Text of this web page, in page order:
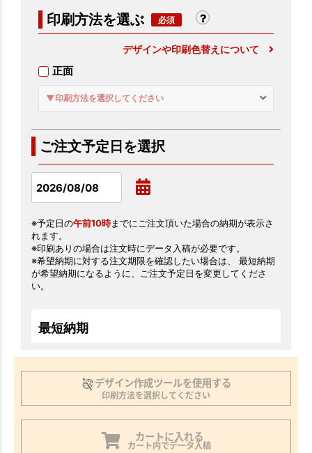
印刷方法を選ぶ
デザインや印刷色替えについて
正面
▼印刷方法を選択してください
ご注文予定日を選択
※予定日の午前10時までにご注文頂いた場合の納期が表示さ
れます。
※印刷ありの場合は注文時にデータ入稿が必要です。
※希望納期に対する注文期限を確認したい場合は、 最短納期
が希望納期になるように、ご注文予定日を変更してくださ
い。
最短納期
デザイン作成ツールを使用する
印刷方法を選択してください
カートに入れる
カート内でデータ入稿